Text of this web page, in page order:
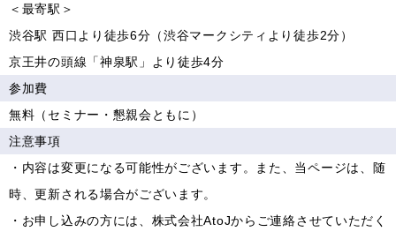
＜最寄駅＞
渋谷駅 西口より徒歩6分（渋谷マークシティより徒歩2分）
京王井の頭線「神泉駅」より徒歩4分
参加費
無料（セミナー・懇親会ともに）
注意事項
・内容は変更になる可能性がございます。また、当ページは、随
時、更新される場合がございます。
・お申し込みの方には、株式会社AtoJからご連絡させていただく